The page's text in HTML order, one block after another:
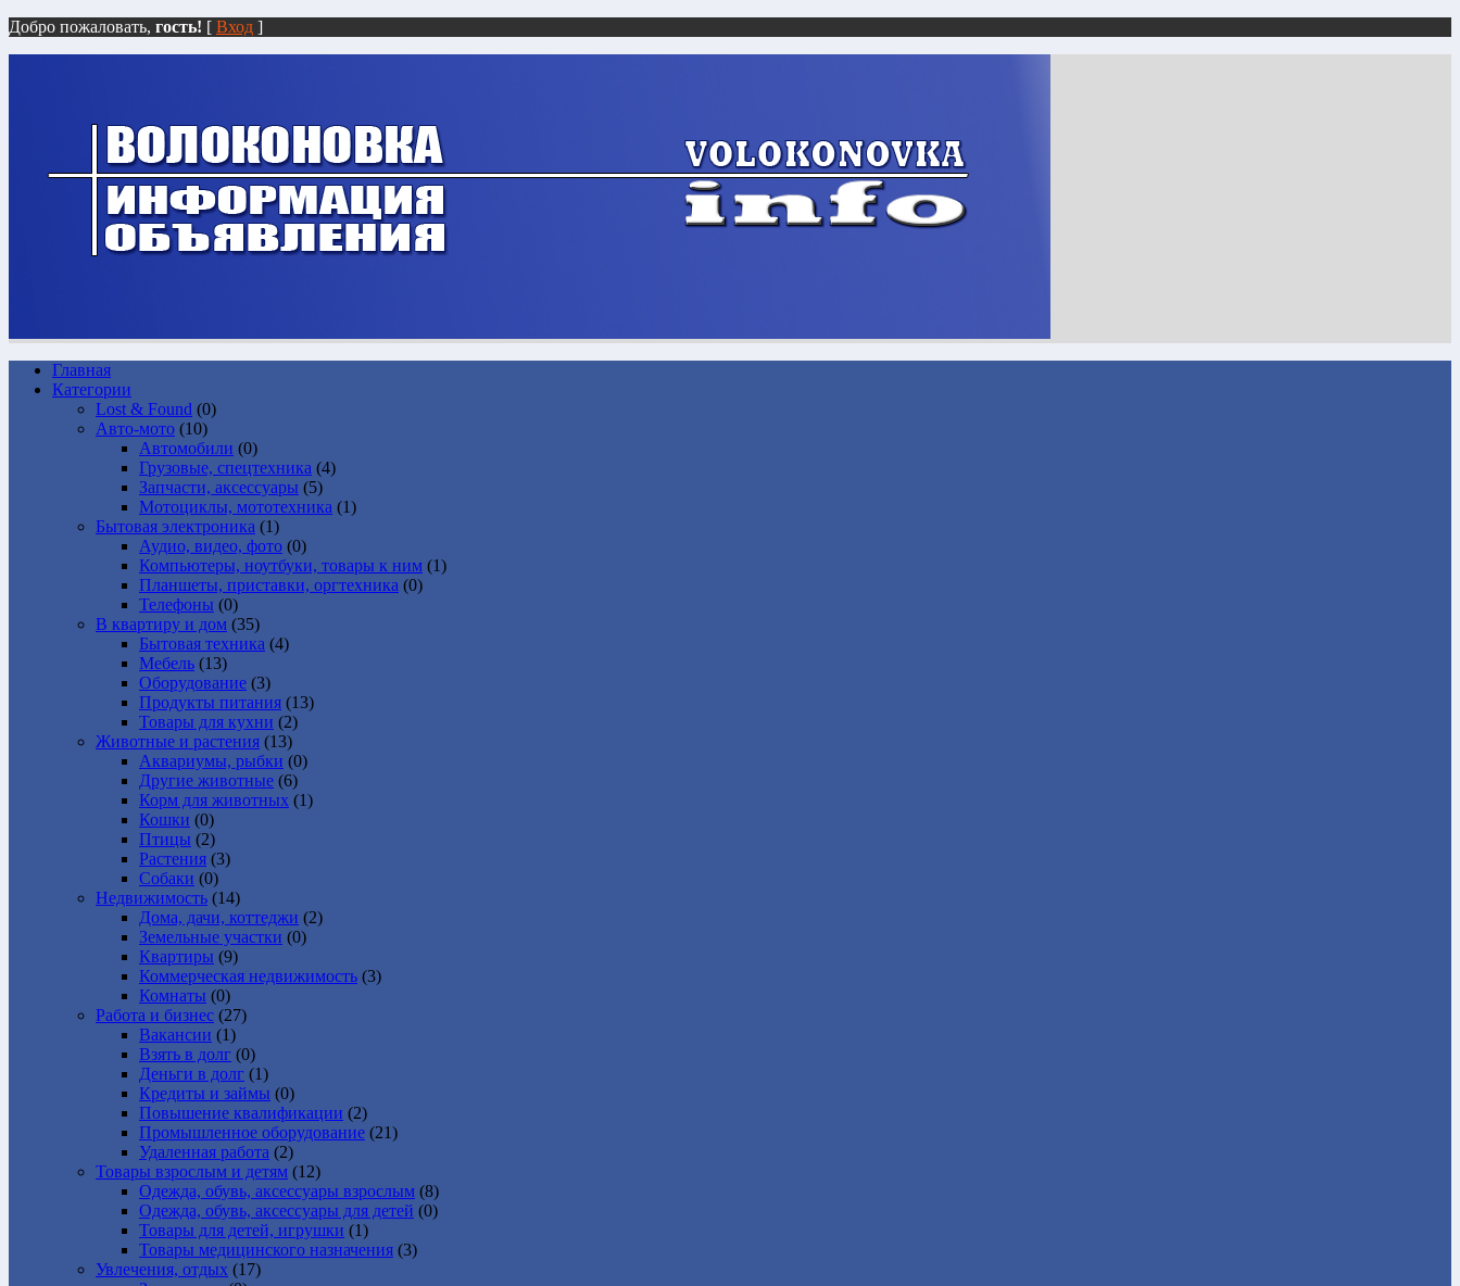
Добро пожаловать, гость! [ Вход ]
Главная
Категории
Lost & Found (0)
Авто-мото (10)
Автомобили (0)
Грузовые, спецтехника (4)
Запчасти, аксессуары (5)
Мотоциклы, мототехника (1)
Бытовая электроника (1)
Аудио, видео, фото (0)
Компьютеры, ноутбуки, товары к ним (1)
Планшеты, приставки, оргтехника (0)
Телефоны (0)
В квартиру и дом (35)
Бытовая техника (4)
Мебель (13)
Оборудование (3)
Продукты питания (13)
Товары для кухни (2)
Животные и растения (13)
Аквариумы, рыбки (0)
Другие животные (6)
Корм для животных (1)
Кошки (0)
Птицы (2)
Растения (3)
Собаки (0)
Недвижимость (14)
Дома, дачи, коттеджи (2)
Земельные участки (0)
Квартиры (9)
Коммерческая недвижимость (3)
Комнаты (0)
Работа и бизнес (27)
Вакансии (1)
Взять в долг (0)
Деньги в долг (1)
Кредиты и займы (0)
Повышение квалификации (2)
Промышленное оборудование (21)
Удаленная работа (2)
Товары взрослым и детям (12)
Одежда, обувь, аксессуары взрослым (8)
Одежда, обувь, аксессуары для детей (0)
Товары для детей, игрушки (1)
Товары медицинского назначения (3)
Увлечения, отдых (17)